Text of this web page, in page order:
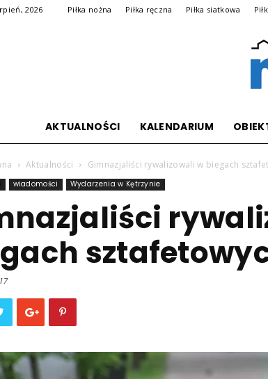
2026 Piłka nożna Piłka ręczna Piłka siatkowa
AKTUALNOŚCI KALENDARIUM
Aktualności Gimnazjaliści rywalizowali w biegach
wiadomości Wydarzenia w Kętrzynie